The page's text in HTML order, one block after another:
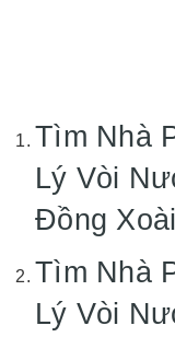
Tìm Nhà
Lý Vòi
Đồng Xoài
Tìm Nhà
Lý Vòi